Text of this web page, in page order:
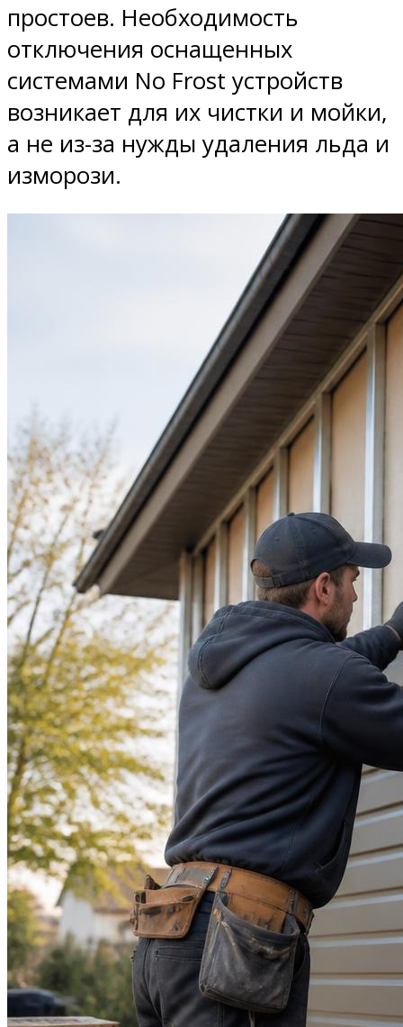
простоев. Необходимость
отключения оснащенных
системами No Frost устройств
возникает для их чистки и мойки,
а не из-за нужды удаления льда и
изморози.